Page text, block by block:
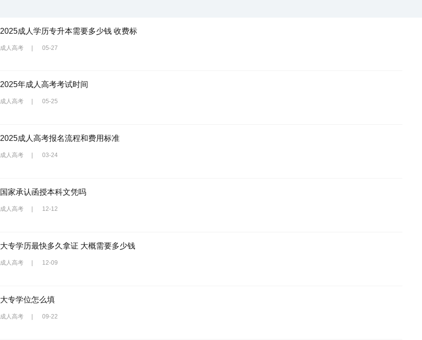
2025成人学历专升本需要多少钱 收费标
成人高考 | 05-27
2025年成人高考考试时间
成人高考 05-25
2025成人高考报名流程和费用标准
成人高考 03-24
国家承认函授本科文凭吗
成人高考 12-12
大专学历最快多久拿证 大概需要多少钱
成人高考 | 12-09
大专学位怎么填
成人高考 | 09-22